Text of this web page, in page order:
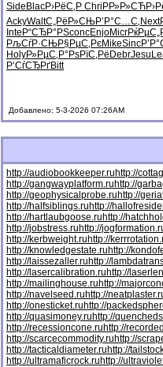
Side BlacР›РёС‚Р Chri РР»Р»СЋ
AckyWaltС„РёР»СЊР’Р°С…С‚ Next
Inte Р“СЂР°РЅconcEnjoMicr
РљСѓР·СЊР§РµС‚РєMikeSinc
HolyР»РµС‚Р° РѕРїС‚Рё DebrJesu
Р‘СѓСЂРґBitt
Добавлено: 5-3-2026 07:26AM
http://audiobookkeeper.ruhttp://
http://gangwayplatform.ruhttp://
http://geophysicalprobe.ruhttp://
http://halfsiblings.ruhttp://
http://hartlaubgoose.ruhttp://
http://jobstress.ruhttp://
http://kerbweight.ruhttp://
http://knowledgestate.ruhttp://
http://laissezaller.ruhttp://
http://lasercalibration.ruhttp://
http://mailinghouse.ruhttp://
http://navelseed.ruhttp://
http://onesticket.ruhttp://
http://quasimoney.ruhttp://
http://recessioncone.ruhttp://
http://scarcecommodity.ruhttp://
http://tacticaldiameter.ruhttp://
http://ultramaficrock.ruhttp://